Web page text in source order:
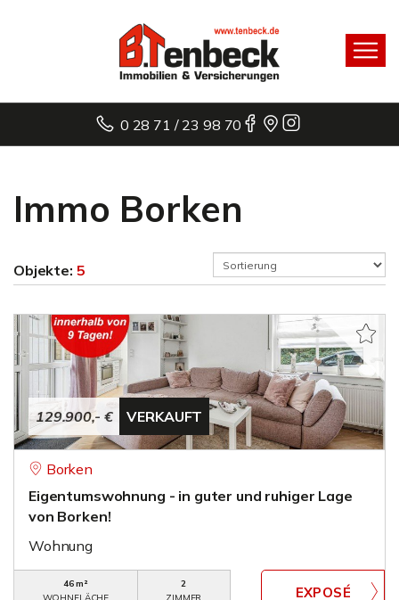
0 28 71 / 23 98 70
Immo Borken
Objekte: 5
129.900,- € VERKAUFT
Borken
Eigentumswohnung - in guter und ruhiger Lage
von Borken!
Wohnung
46 m²
2